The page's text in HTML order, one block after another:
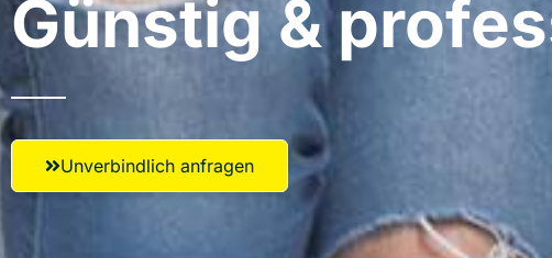
Günstig &
Unverbindlich anfragen